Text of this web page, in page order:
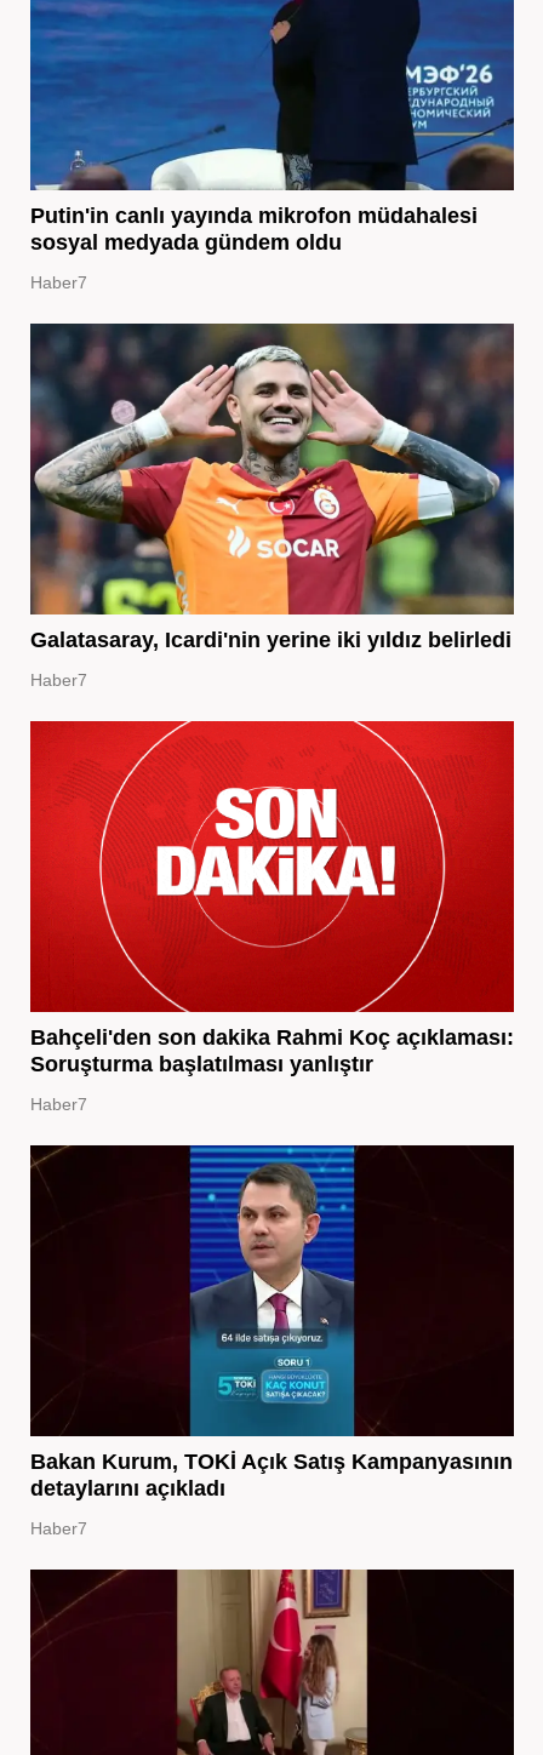
Putin'in canlı yayında mikrofon müdahalesi
sosyal medyada gündem oldu
Haber7
Galatasaray, Icardi'nin yerine iki yıldız belirledi
Haber7
Bahçeli'den son dakika Rahmi Koç açıklaması:
Soruşturma başlatılması yanlıştır
Haber7
Bakan Kurum, TOKİ Açık Satış Kampanyasının
detaylarını açıkladı
Haber7